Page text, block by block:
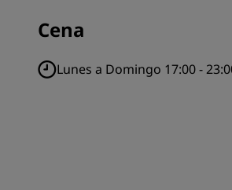
Cena
Lunes a Domingo 17:00 -